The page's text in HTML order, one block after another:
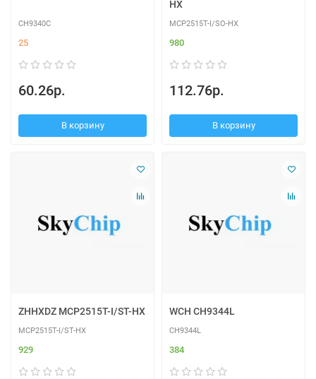
CH9340C
25
60.26р.
В корзину
HX
MCP2515T-I/SO-HX
980
112.76р.
В корзину
ZHHXDZ MCP2515T-I/ST-HX
MCP2515T-I/ST-HX
929
WCH CH9344L
CH9344L
384